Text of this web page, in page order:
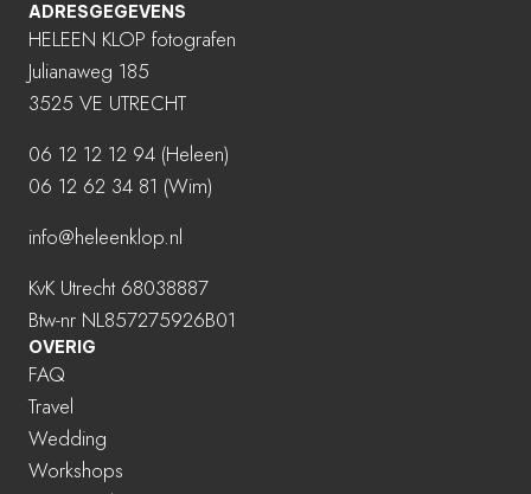
ADRESGEGEVENS
HELEEN KLOP fotografen
Julianaweg 185
3525 VE UTRECHT
06 12 12 12 94 (Heleen)
06 12 62 34 81 (Wim)
info@heleenklop.nl
KvK Utrecht 68038887
Btw-nr NL857275926B01
OVERIG
FAQ
Travel
Wedding
Workshops